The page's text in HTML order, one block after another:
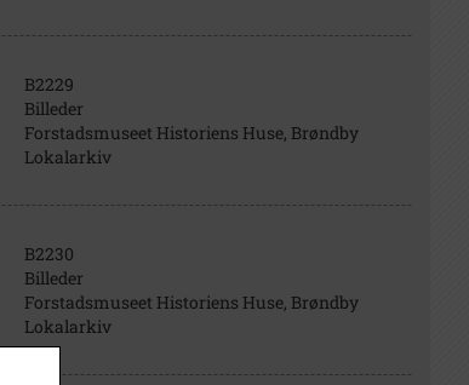
B2229
Billeder
Forstadsmuseet Historiens Huse, Brøndby
Lokalarkiv
B2230
Billeder
Forstadsmuseet Historiens Huse, Brøndby
Lokalarkiv